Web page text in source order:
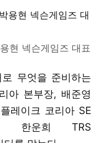
현 넥슨게임즈 대표
무엇을 준비하는
아 본부장, 배준영
레이크 코리아 SE
, 한운희 TRS